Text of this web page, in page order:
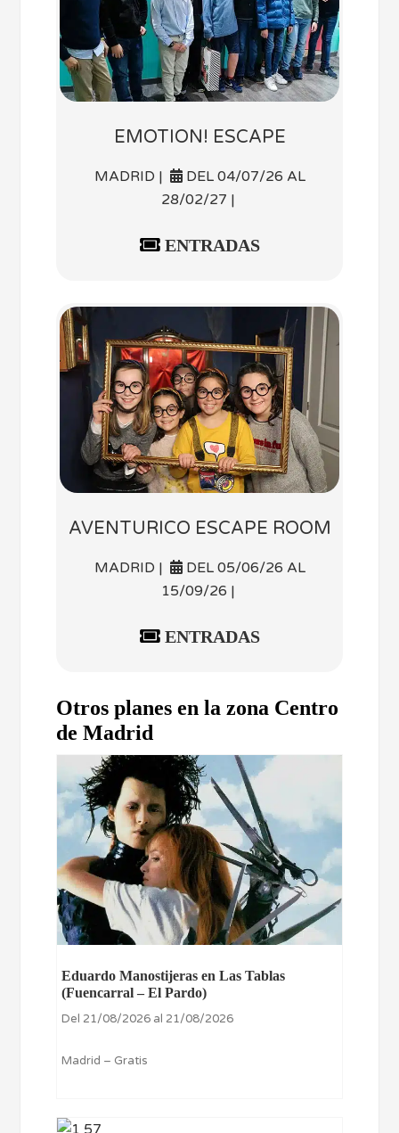
EMOTION! ESCAPE
MADRID |
DEL 04/07/26 AL
28/02/27 |
ENTRADAS
AVENTURICO ESCAPE ROOM
MADRID |
DEL 05/06/26 AL
15/09/26 |
ENTRADAS
Otros planes en la zona Centro
de Madrid
Eduardo Manostijeras en Las Tablas
(Fuencarral – El Pardo)
Del 21/08/2026 al 21/08/2026
Madrid – Gratis